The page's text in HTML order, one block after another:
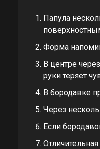
Папула
Форма
В центре
руки теряет
В бородавке
Через
Если